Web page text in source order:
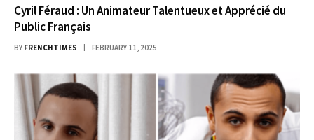
Cyril Féraud : Un Animateur Talentueux et Apprécié du
Public Français
BY FRENCHTIMES FEBRUARY 11, 2025